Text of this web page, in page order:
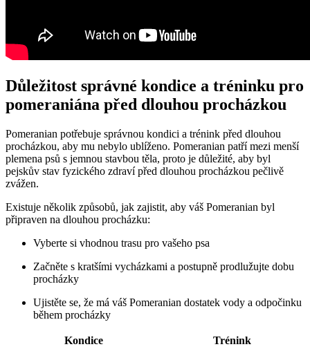
Důležitost správné kondice a tréninku ⁤pro
pomeraniána​ před dlouhou procházkou
Pomeranian potřebuje⁢ správnou⁤ kondici a trénink před dlouhou
procházkou,​ aby mu nebylo ublíženo. Pomeranian patří mezi menší
plemena psů⁤ s⁤ jemnou stavbou těla, proto je důležité, aby ‍byl
pejskův stav fyzického zdraví před dlouhou procházkou​ pečlivě⁢
zvážen.
Existuje několik způsobů, jak zajistit, aby váš Pomeranian⁣ byl
připraven na dlouhou procházku:
Vyberte ​si vhodnou⁤ trasu pro vašeho psa
Začněte s kratšími vycházkami ‍a postupně⁢ prodlužujte ​dobu‍
procházky
Ujistěte se, že⁤ má váš Pomeranian ‌dostatek vody a odpočinku
během⁢ procházky
Kondice
Trénink